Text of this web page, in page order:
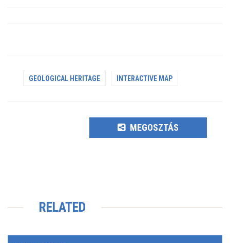
GEOLOGICAL HERITAGE INTERACTIVE MAP
MEGOSZTÁS
RELATED